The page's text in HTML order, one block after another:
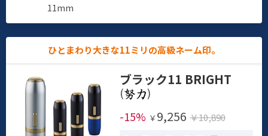
11mm
ひとまわり大きな11ミリの高級ネーム印。
ブラック11 BRIGHT
(
)
-15% ￥ 9,256 ￥10,890